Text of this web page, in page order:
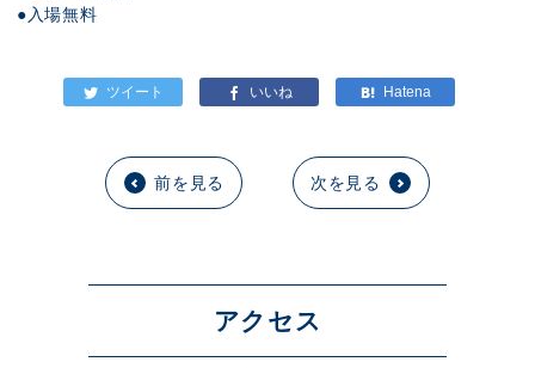
●入場無料
前を見る 次を見る
アクセス